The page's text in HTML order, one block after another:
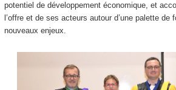
potentiel de développement économique, et
l’offre et de ses acteurs autour d’une palette de
nouveaux enjeux.